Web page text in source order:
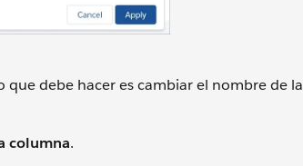
debe hacer es cambiar el nombre de la
columna.